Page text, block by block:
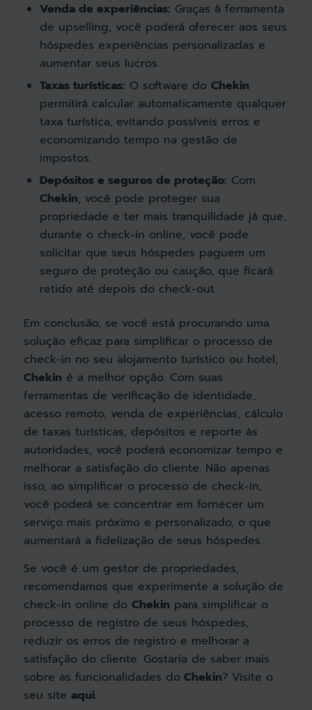
Venda de experiências: Graças à ferramenta
de upselling, você poderá oferecer aos seus
hóspedes experiências personalizadas e
aumentar seus lucros.
Taxas turísticas: O software do Chekin
permitirá calcular automaticamente qualquer
taxa turística, evitando possíveis erros e
economizando tempo na gestão de
impostos.
Depósitos e seguros de proteção: Com
Chekin, você pode proteger sua
propriedade e ter mais tranquilidade já que,
durante o check-in online, você pode
solicitar que seus hóspedes paguem um
seguro de proteção ou caução, que ficará
retido até depois do check-out.
Em conclusão, se você está procurando uma
solução eficaz para simplificar o processo de
check-in no seu alojamento turístico ou hotel,
Chekin é a melhor opção. Com suas
ferramentas de verificação de identidade,
acesso remoto, venda de experiências, cálculo
de taxas turísticas, depósitos e reporte às
autoridades, você poderá economizar tempo e
melhorar a satisfação do cliente. Não apenas
isso, ao simplificar o processo de check-in,
você poderá se concentrar em fornecer um
serviço mais próximo e personalizado, o que
aumentará a fidelização de seus hóspedes.
Se você é um gestor de propriedades,
recomendamos que experimente a solução de
check-in online do Chekin para simplificar o
processo de registro de seus hóspedes,
reduzir os erros de registro e melhorar a
satisfação do cliente. Gostaria de saber mais
sobre as funcionalidades do Chekin? Visite o
seu site aqui.